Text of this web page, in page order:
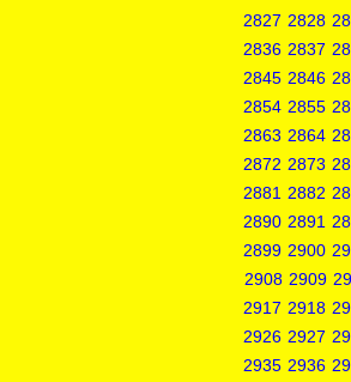
2827 2828
2836 2837
2845 2846
2854 2855
2863 2864
2872 2873
2881 2882
2890 2891
2899 2900
2908 2909
2917 2918
2926 2927
2935 2936